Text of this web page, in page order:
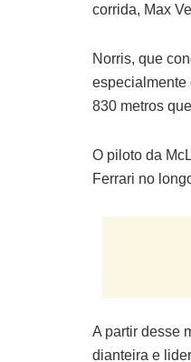
corrida, Max
Norris, que
especialmente
830 metros
O piloto da
Ferrari no
A partir desse
dianteira e